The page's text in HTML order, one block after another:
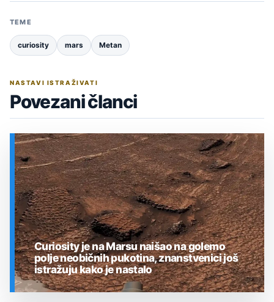
TEME
curiosity mars Metan
NASTAVI ISTRAŽIVATI
Povezani članci
Curiosity je na Marsu naišao na golemo
polje neobičnih pukotina, znanstvenici još
istražuju kako je nastalo